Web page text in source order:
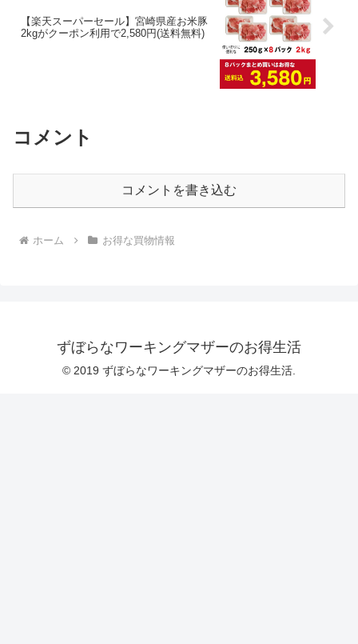
【楽天スーパーセール】宮崎県産お米豚
2kgがクーポン利用で2,580円(送料無料)
コメント
コメントを書き込む
ホーム お得な買物情報
ずぼらなワーキングマザーのお得生活
© 2019 ずぼらなワーキングマザーのお得生活.